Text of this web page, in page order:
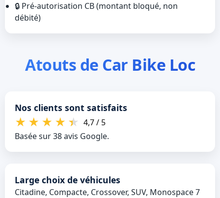
🔒 Pré‑autorisation CB (montant bloqué, non
débité)
Atouts de Car Bike Loc
Nos clients sont satisfaits
★ ★ ★ ★ ★ 4,7 / 5
Basée sur 38 avis Google.
Large choix de véhicules
Citadine, Compacte, Crossover, SUV, Monospace 7